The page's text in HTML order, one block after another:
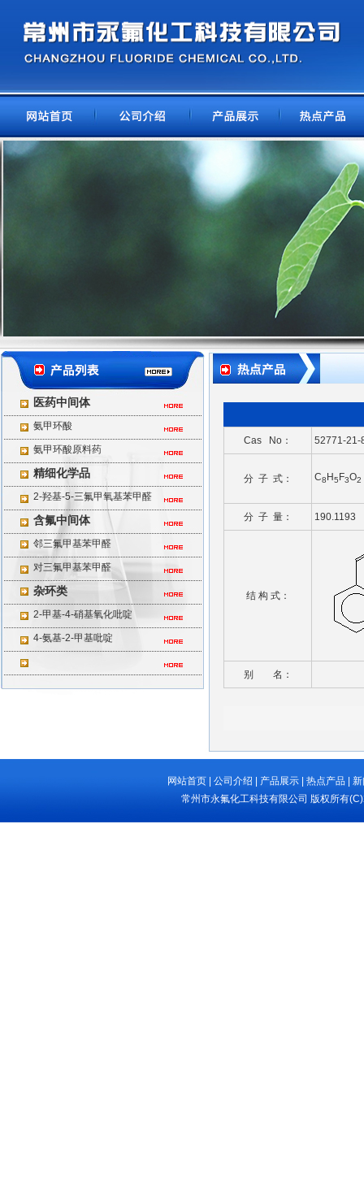
医药中间体
氨甲环酸
氨甲环酸原料药
精细化学品
2-羟基-5-三氟甲氧基苯甲醛
含氟中间体
邻三氟甲基苯甲醛
对三氟甲基苯甲醛
杂环类
2-甲基-4-硝基氧化吡啶
4-氨基-2-甲基吡啶
Cas No： 52771-21-
分 子 式： C8 H5 F3O2
分 子 量： 190.1193
结 构 式：
别 名：
网站首页| 公司介绍 产品展示| 热点产品| 新
常州市永氟化工科技有限公司 版权所有